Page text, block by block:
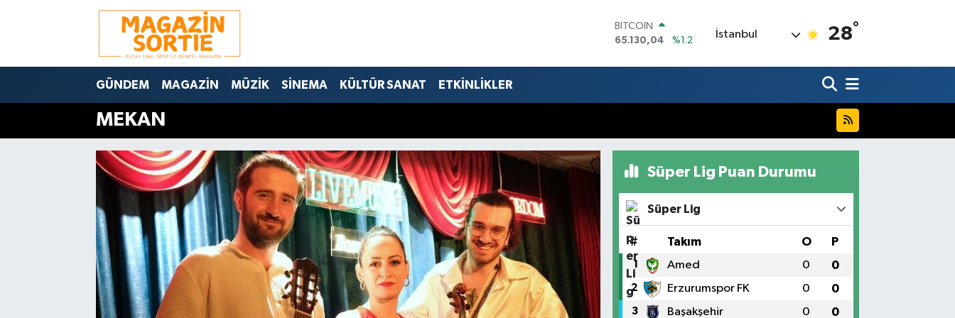
DOLAR
47,7106
%0.17
55,1652
%0.27
BİST100
BITCOIN
İstanbul 28°
GÜNDEM MAGAZİN MÜZİK SİNEMA KÜLTÜR SANAT ETKİNLİKLER
MEKAN
Süper Lig Puan Durumu
Süper Lig
# Takım O P
1 Amed 0 0
2 Erzurumspor FK 0 0
3 Başakşehir 0 0
Nöbetçi Eczaneler
Hava Durumu
Trafik Durumu
Süper Lig Puan Durumu ve Fikstür
Son Dakika Haberleri
Haber Arşivi